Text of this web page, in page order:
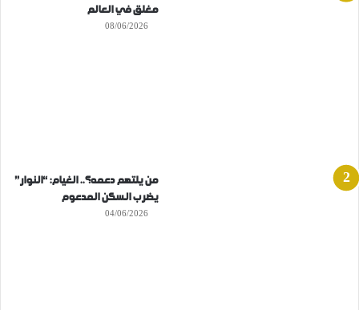
مغلق في العالم
08/06/2026
من يلتهم دعمه؟.. الغيام: “النوار”
يضرب السكن المدعوم
04/06/2026